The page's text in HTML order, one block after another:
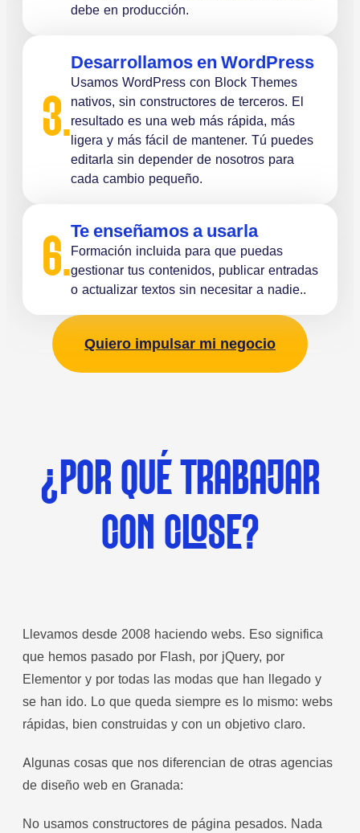
debe en producción.
3.
Desarrollamos en WordPress
Usamos WordPress con Block Themes
nativos, sin constructores de terceros. El
resultado es una web más rápida, más
ligera y más fácil de mantener. Tú puedes
editarla sin depender de nosotros para
cada cambio pequeño.
6.
Te enseñamos a usarla
Formación incluida para que puedas
gestionar tus contenidos, publicar entradas
o actualizar textos sin necesitar a nadie..
Quiero impulsar mi negocio
¿POR QUÉ TRABAJAR
CON CLOSE?
Llevamos desde 2008 haciendo webs. Eso significa
que hemos pasado por Flash, por jQuery, por
Elementor y por todas las modas que han llegado y
se han ido. Lo que queda siempre es lo mismo: webs
rápidas, bien construidas y con un objetivo claro.
Algunas cosas que nos diferencian de otras agencias
de diseño web en Granada:
No usamos constructores de página pesados. Nada